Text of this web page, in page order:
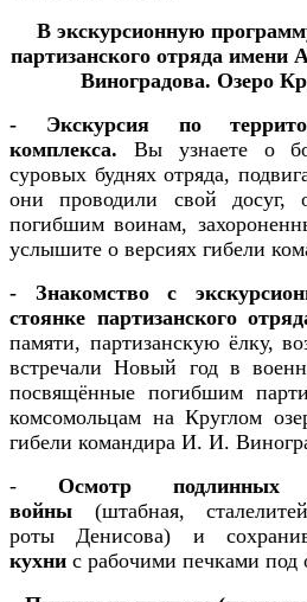
В экскурсионную
партизанского отряда имени
Виноградова. Озеро
- Экскурсия по
комплекса. Вы узнаете о
суровых буднях отряда,
они проводили свой досуг,
погибшим воинам,
услышите о версиях гибели
- Знакомство с
стоянке партизанского
памяти, партизанскую ёлку,
встречали Новый год в
посвящённые погибшим
комсомольцам на Круглом
гибели командира И. И.
- Осмотр подлинных
войны (штабная,
роты Денисова) и
кухни с рабочими печками